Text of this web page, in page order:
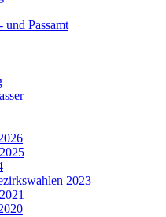
und Passamt
2023